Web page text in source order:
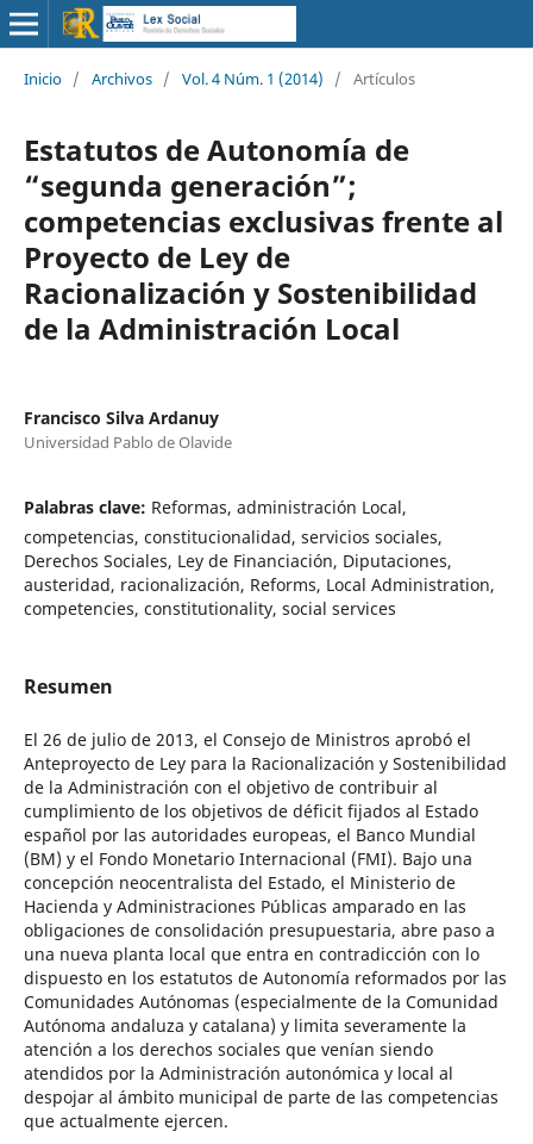
Inicio / Archivos / Vol. 4 Núm. 1 (2014) / Artículos
Estatutos de Autonomía de
“segunda generación”;
competencias exclusivas frente al
Proyecto de Ley de
Racionalización y Sostenibilidad
de la Administración Local
Francisco Silva Ardanuy
Universidad Pablo de Olavide
Palabras clave: Reformas, administración Local,
competencias, constitucionalidad, servicios sociales,
Derechos Sociales, Ley de Financiación, Diputaciones,
austeridad, racionalización, Reforms, Local Administration,
competencies, constitutionality, social services
Resumen
El 26 de julio de 2013, el Consejo de Ministros aprobó el
Anteproyecto de Ley para la Racionalización y Sostenibilidad
de la Administración con el objetivo de contribuir al
cumplimiento de los objetivos de déficit fijados al Estado
español por las autoridades europeas, el Banco Mundial
(BM) y el Fondo Monetario Internacional (FMI). Bajo una
concepción neocentralista del Estado, el Ministerio de
Hacienda y Administraciones Públicas amparado en las
obligaciones de consolidación presupuestaria, abre paso a
una nueva planta local que entra en contradicción con lo
dispuesto en los estatutos de Autonomía reformados por las
Comunidades Autónomas (especialmente de la Comunidad
Autónoma andaluza y catalana) y limita severamente la
atención a los derechos sociales que venían siendo
atendidos por la Administración autonómica y local al
despojar al ámbito municipal de parte de las competencias
que actualmente ejercen.